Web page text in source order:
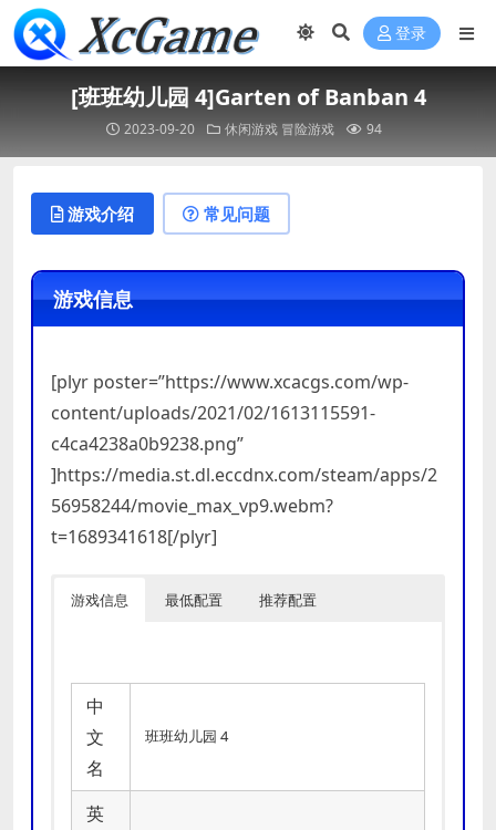
登录
[班班幼儿园 4]Garten of Banban 4
2023-09-20 休闲游戏 冒险游戏 94
游戏介绍 常见问题
游戏信息
[plyr poster=”https://www.xcacgs.com/wp-
content/uploads/2021/02/1613115591-
c4ca4238a0b9238.png”
]https://media.st.dl.eccdnx.com/steam/apps/2
56958244/movie_max_vp9.webm?
t=1689341618[/plyr]
游戏信息 最低配置 推荐配置
中
文
名
班班幼儿园 4
英